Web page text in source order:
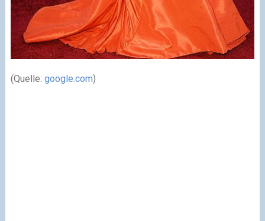
(Quelle: google.com)